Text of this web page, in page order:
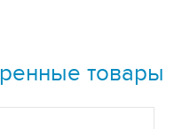
товары